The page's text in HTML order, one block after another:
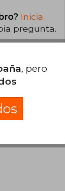
Inicia
pregunta.
, pero